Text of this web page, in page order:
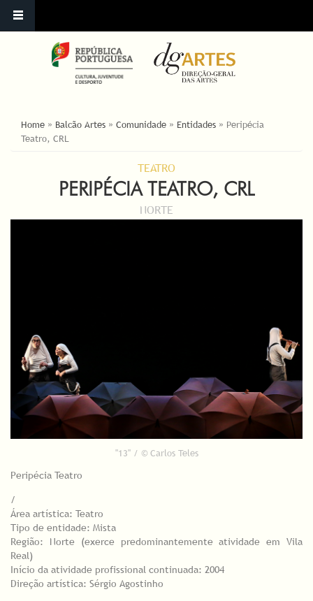
ESTÁ AQUI
Home » Balcão Artes » Comunidade » Entidades » Peripécia
Teatro, CRL
TEATRO
PERIPÉCIA TEATRO, CRL
NORTE
"13" / © Carlos Teles
Peripécia Teatro
/
Área artística: Teatro
Tipo de entidade: Mista
Região: Norte (exerce predominantemente atividade em Vila
Real)
Início da atividade profissional continuada: 2004
Direção artística: Sérgio Agostinho